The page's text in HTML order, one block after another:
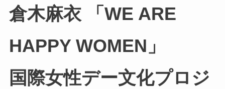
倉木麻衣 「WE ARE
HAPPY WOMEN」
国際女性デー文化プロジ